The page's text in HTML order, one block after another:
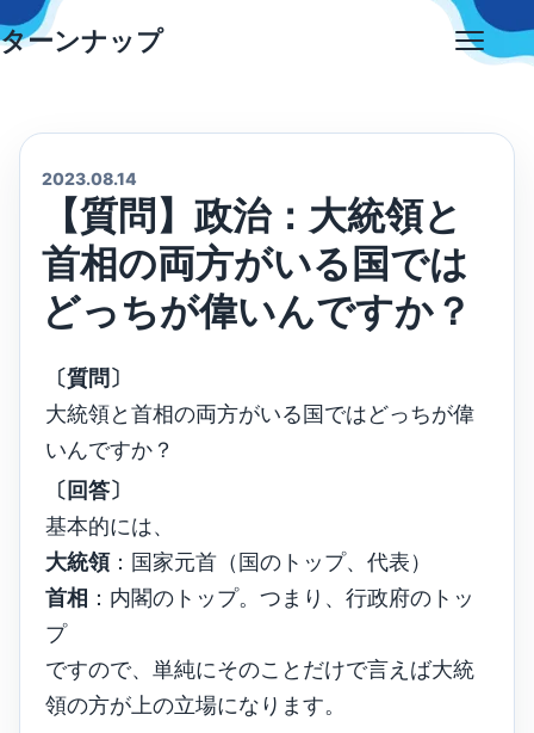
Skip
to
ターンナップ
2023.08.14
【質問】政治：大統領と
首相の両方がいる国では
どっちが偉いんですか？
〔質問〕
大統領と首相の両方がいる国ではどっちが偉
いんですか？
〔回答〕
基本的には、
大統領：国家元首（国のトップ、代表）
首相 ：内閣のトップ。つまり、行政府のトッ
プ
ですので、単純にそのことだけで言えば大統
領の方が上の立場になります。